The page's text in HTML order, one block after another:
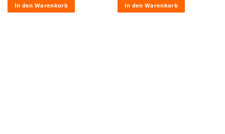
In den Warenkorb In den Warenkorb